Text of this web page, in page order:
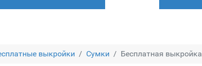
выкройки Сумки Бесплатная